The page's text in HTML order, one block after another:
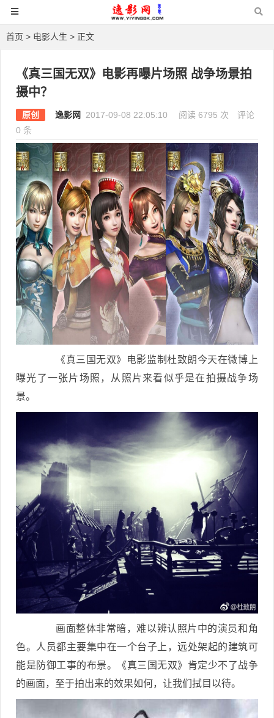
首页 > 电影人生 > 正文
《真三国无双》电影再曝片场照 战争场景拍
摄中？
原创 逸影网 2017-09-08 22:05:10 阅读 6795 次
评论
0 条
《真三国无双》电影监制杜致朗今天在微博上
曝光了一张片场照，从照片来看似乎是在拍摄战争场
景。
画面整体非常暗，难以辨认照片中的演员和角
色。人员都主要集中在一个台子上，远处架起的建筑可
能是防御工事的布景。《真三国无双》肯定少不了战争
的画面，至于拍出来的效果如何，让我们拭目以待。